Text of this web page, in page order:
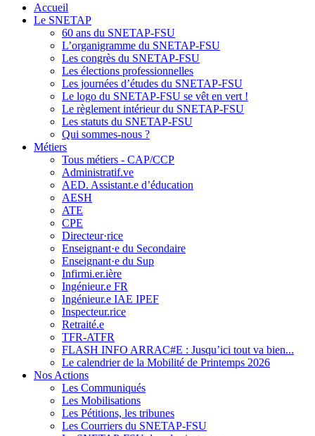
Accueil
Le SNETAP
60 ans du SNETAP-FSU
L’organigramme du SNETAP-FSU
Les congrès du SNETAP-FSU
Les élections professionnelles
Les journées d’études du SNETAP-FSU
Le logo du SNETAP-FSU se vêt en vert !
Le règlement intérieur du SNETAP-FSU
Les statuts du SNETAP-FSU
Qui sommes-nous ?
Métiers
Tous métiers - CAP/CCP
Administratif.ve
AED. Assistant.e d’éducation
AESH
ATE
CPE
Directeur·rice
Enseignant·e du Secondaire
Enseignant·e du Sup
Infirmi.er.ière
Ingénieur.e FR
Ingénieur.e IAE IPEF
Inspecteur.rice
Retraité.e
TFR-ATFR
FLASH INFO ARRAC#E : Jusqu’ici tout va bien...
Le calendrier de la Mobilité de Printemps 2026
Nos Actions
Les Communiqués
Les Mobilisations
Les Pétitions, les tribunes
Les Courriers du SNETAP-FSU